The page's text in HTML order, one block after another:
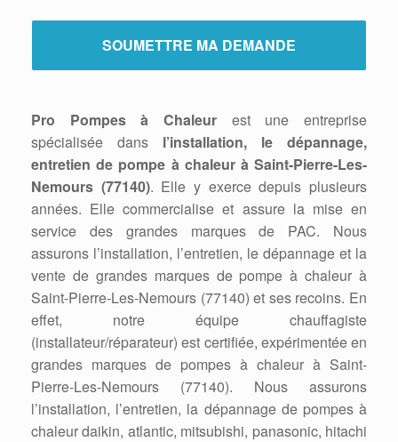
Pro Pompes à Chaleur est une entreprise
spécialisée dans l’installation, le dépannage,
entretien de pompe à chaleur à Saint-Pierre-Les-
Nemours (77140). Elle y exerce depuis plusieurs
années. Elle commercialise et assure la mise en
service des grandes marques de PAC. Nous
assurons l’installation, l’entretien, le dépannage et la
vente de grandes marques de pompe à chaleur à
Saint-Pierre-Les-Nemours (77140) et ses recoins. En
effet, notre équipe chauffagiste
(installateur/réparateur) est certifiée, expérimentée en
grandes marques de pompes à chaleur à Saint-
Pierre-Les-Nemours (77140). Nous assurons
l’installation, l’entretien, la dépannage de pompes à
chaleur daikin, atlantic, mitsubishi, panasonic, hitachi